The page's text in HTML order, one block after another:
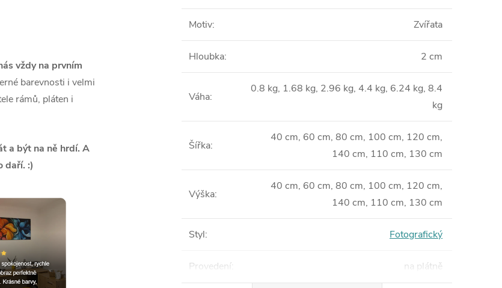
vždy na prvním
barevnosti i velmi
rámů, pláten i
a být na ně hrdí. A
daří. :)
Motiv: Zvířata
Hloubka: 2 cm
Váha:
0.8 kg, 1.68 kg, 2.96 kg, 4.4 kg, 6.24 kg, 8.4
kg
Šířka:
40 cm, 60 cm, 80 cm, 100 cm, 120 cm,
140 cm, 110 cm, 130 cm
Výška:
40 cm, 60 cm, 80 cm, 100 cm, 120 cm,
140 cm, 110 cm, 130 cm
Styl: Fotografický
Provedení: na plátně